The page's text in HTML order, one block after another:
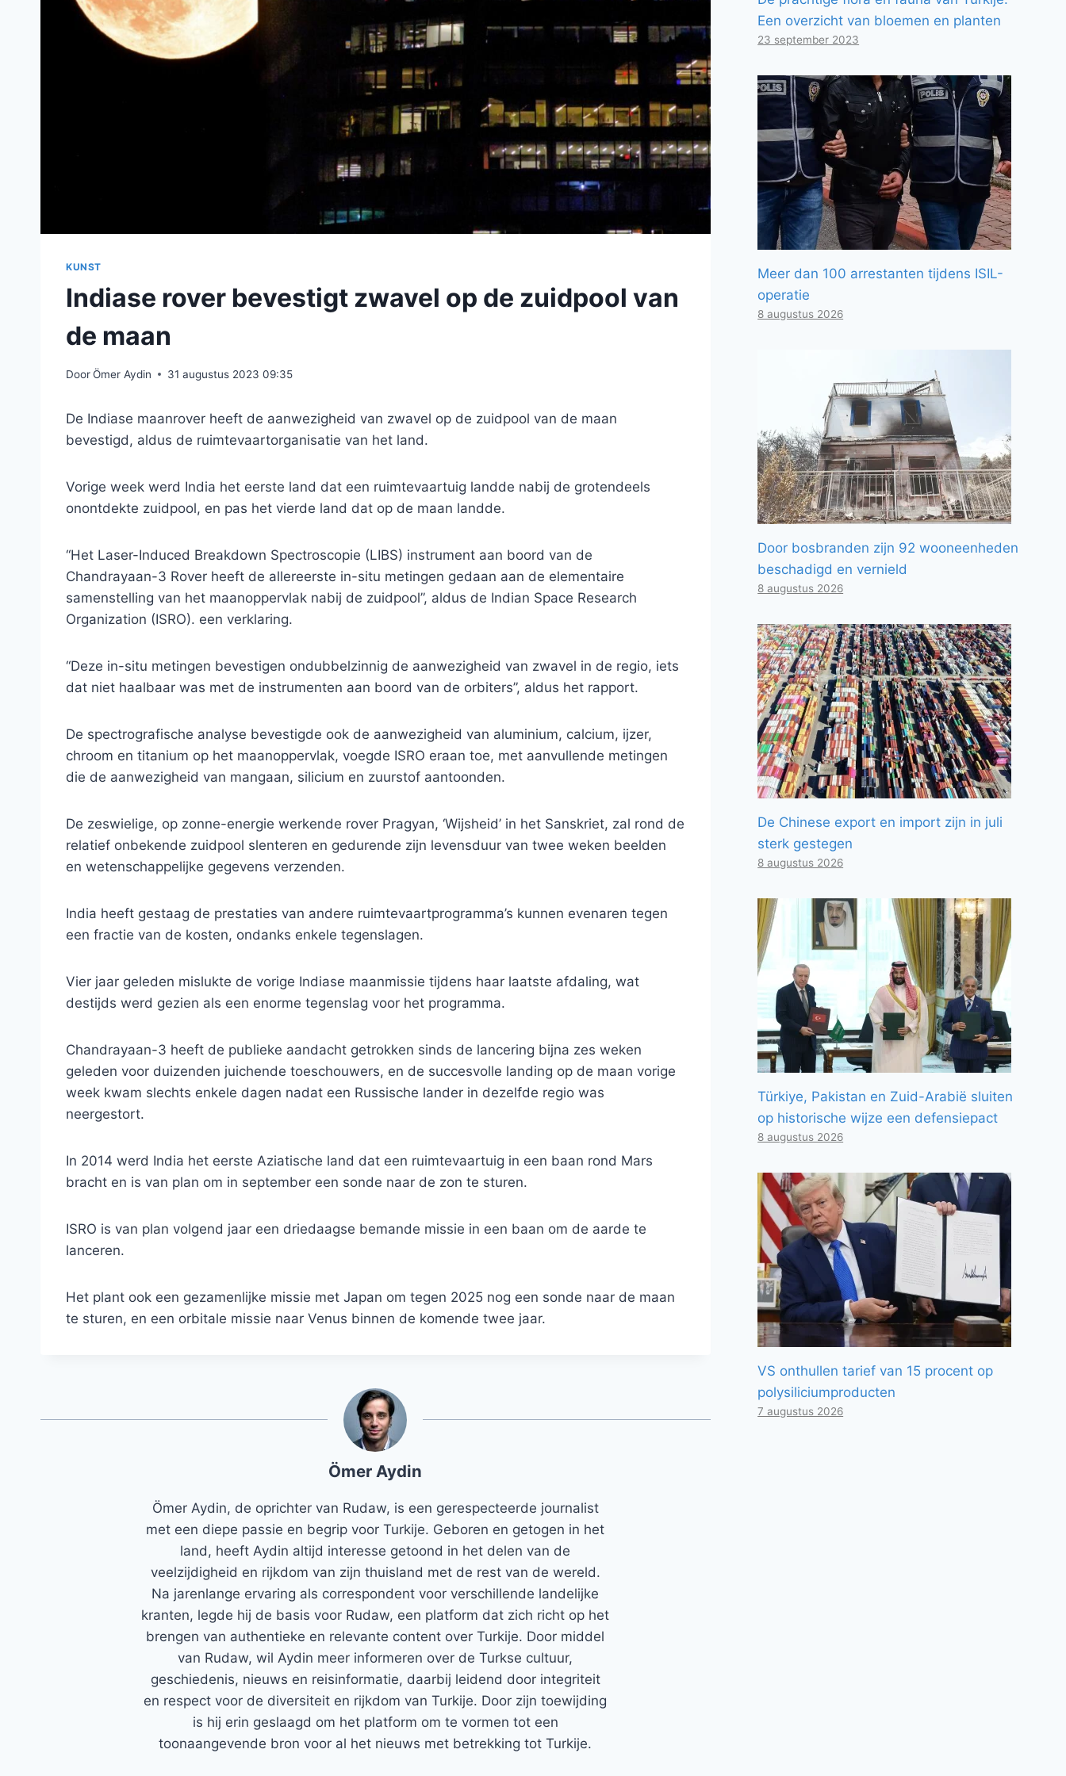
KUNST
Indiase rover bevestigt zwavel op de zuidpool van
de maan
DoorÖmer Aydin 31 augustus 2023 09:35
De Indiase maanrover heeft de aanwezigheid van zwavel op de zuidpool van de maan
bevestigd, aldus de ruimtevaartorganisatie van het land.
Vorige week werd India het eerste land dat een ruimtevaartuig landde nabij de grotendeels
onontdekte zuidpool, en pas het vierde land dat op de maan landde.
“Het Laser-Induced Breakdown Spectroscopie (LIBS) instrument aan boord van de
Chandrayaan-3 Rover heeft de allereerste in-situ metingen gedaan aan de elementaire
samenstelling van het maanoppervlak nabij de zuidpool”, aldus de Indian Space Research
Organization (ISRO). een verklaring.
“Deze in-situ metingen bevestigen ondubbelzinnig de aanwezigheid van zwavel in de regio, iets
dat niet haalbaar was met de instrumenten aan boord van de orbiters”, aldus het rapport.
De spectrografische analyse bevestigde ook de aanwezigheid van aluminium, calcium, ijzer,
chroom en titanium op het maanoppervlak, voegde ISRO eraan toe, met aanvullende metingen
die de aanwezigheid van mangaan, silicium en zuurstof aantoonden.
De zeswielige, op zonne-energie werkende rover Pragyan, ‘Wijsheid’ in het Sanskriet, zal rond de
relatief onbekende zuidpool slenteren en gedurende zijn levensduur van twee weken beelden
en wetenschappelijke gegevens verzenden.
India heeft gestaag de prestaties van andere ruimtevaartprogramma’s kunnen evenaren tegen
een fractie van de kosten, ondanks enkele tegenslagen.
Vier jaar geleden mislukte de vorige Indiase maanmissie tijdens haar laatste afdaling, wat
destijds werd gezien als een enorme tegenslag voor het programma.
Chandrayaan-3 heeft de publieke aandacht getrokken sinds de lancering bijna zes weken
geleden voor duizenden juichende toeschouwers, en de succesvolle landing op de maan vorige
week kwam slechts enkele dagen nadat een Russische lander in dezelfde regio was
neergestort.
In 2014 werd India het eerste Aziatische land dat een ruimtevaartuig in een baan rond Mars
bracht en is van plan om in september een sonde naar de zon te sturen.
ISRO is van plan volgend jaar een driedaagse bemande missie in een baan om de aarde te
lanceren.
Het plant ook een gezamenlijke missie met Japan om tegen 2025 nog een sonde naar de maan
te sturen, en een orbitale missie naar Venus binnen de komende twee jaar.
Ömer Aydin
Ömer Aydin, de oprichter van Rudaw, is een gerespecteerde journalist
met een diepe passie en begrip voor Turkije. Geboren en getogen in het
land, heeft Aydin altijd interesse getoond in het delen van de
veelzijdigheid en rijkdom van zijn thuisland met de rest van de wereld.
Na jarenlange ervaring als correspondent voor verschillende landelijke
kranten, legde hij de basis voor Rudaw, een platform dat zich richt op het
brengen van authentieke en relevante content over Turkije. Door middel
van Rudaw, wil Aydin meer informeren over de Turkse cultuur,
geschiedenis, nieuws en reisinformatie, daarbij leidend door integriteit
en respect voor de diversiteit en rijkdom van Turkije. Door zijn toewijding
is hij erin geslaagd om het platform om te vormen tot een
toonaangevende bron voor al het nieuws met betrekking tot Turkije.
Een overzicht van bloemen en planten
23 september 2023
Meer dan 100 arrestanten tijdens ISIL-
operatie
8 augustus 2026
Door bosbranden zijn 92 wooneenheden
beschadigd en vernield
8 augustus 2026
De Chinese export en import zijn in juli
sterk gestegen
8 augustus 2026
Türkiye, Pakistan en Zuid-Arabië sluiten
op historische wijze een defensiepact
8 augustus 2026
VS onthullen tarief van 15 procent op
polysiliciumproducten
7 augustus 2026